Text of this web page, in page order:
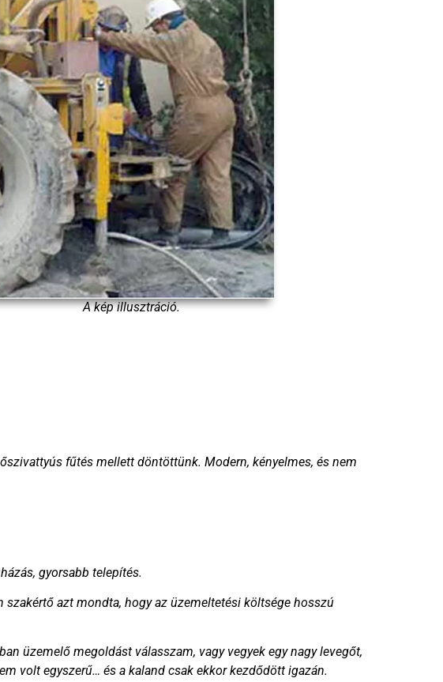
A kép illusztráció.
fűtés mellett döntöttünk. Modern, kényelmes, és nem
gyorsabb telepítés.
azt mondta, hogy az üzemeltetési költsége hosszú
üzemelő megoldást válasszam, vagy vegyek egy nagy levegőt,
volt egyszerű… és a kaland csak ekkor kezdődött igazán.